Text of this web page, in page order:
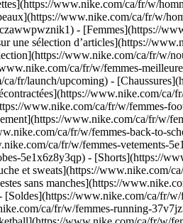
www.nike.com/ca/fr/w/
www.nike.com/ca/fr/w/
- [Femmes](https://
sélection d’articles](https://
www.nike.com/ca/fr/w/
ca/fr/w/femmes-
fr/launch/upcoming) -
www.nike.com/
www.nike.com/ca/fr/w/femmes-
www.nike.com/ca/fr/w/
ca/fr/w/femmes-back-to-
ca/fr/w/femmes-vetements-
5e1x6z8y3qp) - [Shorts](https://
et sweats](https://www.nike.com/
sans manches](https://
www.nike.com/ca/fr/
ca/fr/w/femmes-running-